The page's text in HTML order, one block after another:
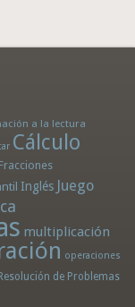
a la lectura
Cálculo
Fracciones
Inglés Juego
multiplicación
operaciones
Resolución de Problemas